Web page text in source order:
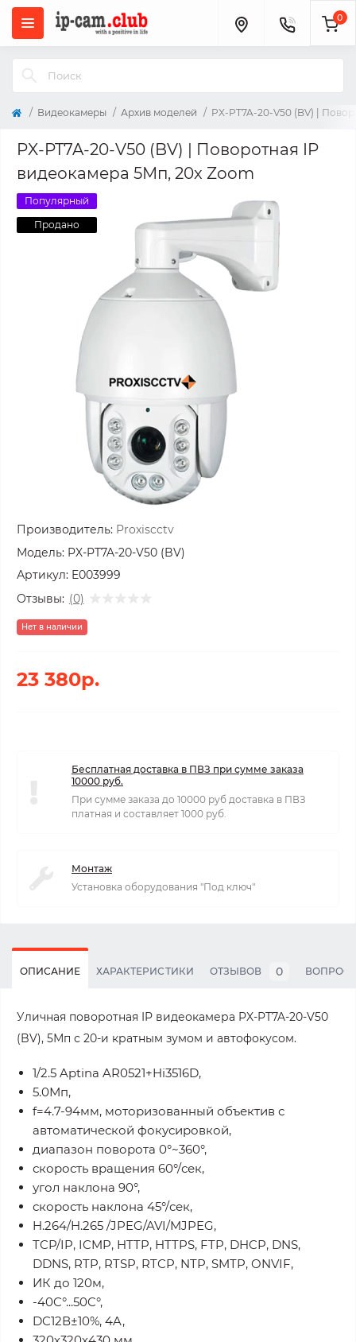
0
Видеокамеры Архив моделей PX-PT7A-20-V50 (BV) |
PX-PT7A-20-V50 (BV) | Поворотная IP
видеокамера 5Мп, 20x Zoom
Популярный
Продано
Производитель: Proxiscctv
Модель: PX-PT7A-20-V50 (BV)
Артикул: E003999
Отзывы: (0)
Нет в наличии
23 380р.
Бесплатная доставка в ПВЗ при сумме заказа
10000 руб.
При сумме заказа до 10000 руб доставка в ПВЗ
платная и составляет 1000 руб.
Монтаж
Установка оборудования "Под ключ"
ОПИСАНИЕ ХАРАКТЕРИСТИКИ ОТЗЫВОВ 0
Уличная поворотная IP видеокамера PX-PT7A-20-V50
(BV), 5Мп с 20-и кратным зумом и автофокусом.
1/2.5 Aptina AR0521+Hi3516D,
5.0Мп,
f=4.7-94мм, моторизованный объектив с
автоматической фокусировкой,
диапазон поворота 0°~360°,
скорость вращения 60°/сек,
угол наклона 90°,
скорость наклона 45°/сек,
H.264/H.265 /JPEG/AVI/MJPEG,
TCP/IP, ICMP, HTTP, HTTPS, FTP, DHCP, DNS,
DDNS, RTP, RTSP, RTCP, NTP, SMTP, ONVIF,
ИК до 120м,
-40C°...50C°,
DC12В±10%, 4A,